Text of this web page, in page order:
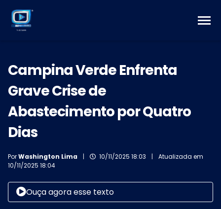
Campina Verde Enfrenta
Grave Crise de
Abastecimento por Quatro
Dias
PorWashington Lima | 10/11/2025 18:03 |
Atualizada em
10/11/2025 18:04
Ouça agora esse texto